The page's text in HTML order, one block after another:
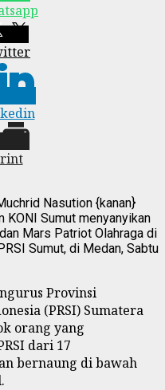
Nasution {kanan}
KONI Sumut menyanyikan
Mars Patriot Olahraga di
Sumut, di Medan, Sabtu
Provinsi
(PRSI) Sumatera
orang yang
dari 17
bernaung di bawah